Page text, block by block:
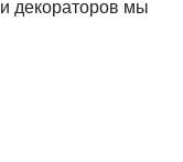
декораторов мы